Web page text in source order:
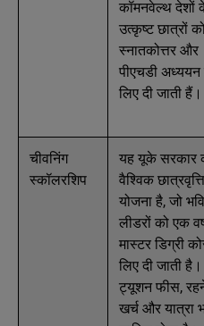
कॉमनवेल्थ देशों
उत्कृष्ट छात्रों
स्नातकोत्तर और
पीएचडी
लिए दी जाती हैं।
चीवनिंग
स्कॉलरशिप
यह यूके सरकार
वैश्विक छात्रवृत्ति
योजना है, जो
लीडरों को एक
मास्टर डिग्री
लिए दी जाती
ट्यूशन फीस,
खर्च और यात्रा